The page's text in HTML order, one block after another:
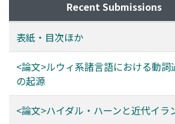
Recent Submissions
表紙・目次ほか
<論文>ルウィ系諸言語における動詞
の起源
<論文>ハイダル・ハーンと近代イラ